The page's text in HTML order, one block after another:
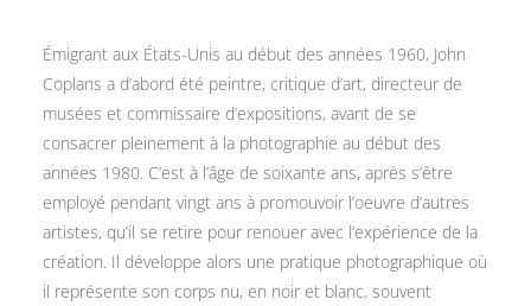
Émigrant aux États-Unis au début des années 1960, John
Coplans a d’abord été peintre, critique d’art, directeur de
musées et commissaire d’expositions, avant de se
consacrer pleinement à la photographie au début des
années 1980. C’est à l’âge de soixante ans, après s’être
employé pendant vingt ans à promouvoir l’oeuvre d’autres
artistes, qu’il se retire pour renouer avec l’expérience de la
création. Il développe alors une pratique photographique où
il représente son corps nu, en noir et blanc, souvent